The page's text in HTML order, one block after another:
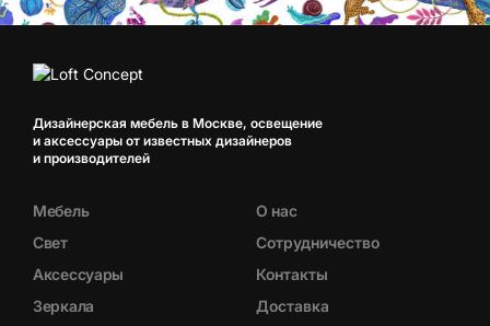
Дизайнерская мебель в Москве, освещение
и аксессуары от известных дизайнеров
и производителей
Мебель
Свет
Аксессуары
Зеркала
О нас
Сотрудничество
Контакты
Доставка